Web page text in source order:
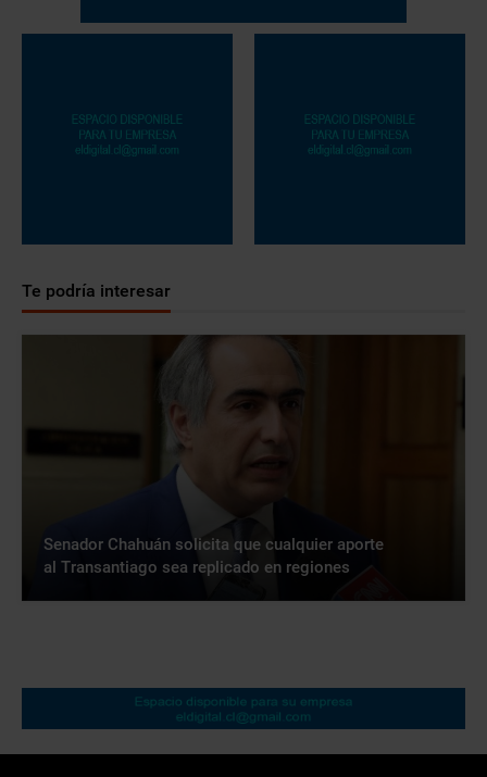
Te podría interesar
Senador Chahuán solicita que cualquier aporte
al Transantiago sea replicado en regiones